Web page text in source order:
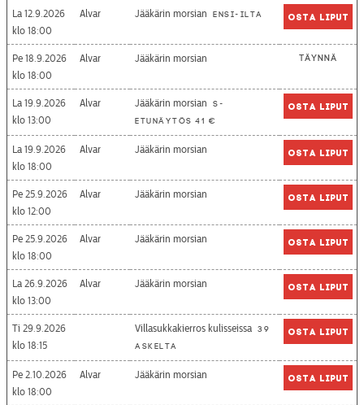
La 12.9.2026
18:00
Alvar Jääkärin morsian Ensi-ilta Osta liput
Pe 18.9.2026
18:00
Alvar Jääkärin morsian Täynnä
La 19.9.2026
13:00
Alvar Jääkärin morsian
S-
etunäytös 41 €
Osta liput
La 19.9.2026
18:00
Alvar Jääkärin morsian Osta liput
Pe 25.9.2026
12:00
Alvar Jääkärin morsian Osta liput
Pe 25.9.2026
18:00
Alvar Jääkärin morsian Osta liput
La 26.9.2026
13:00
Alvar Jääkärin morsian Osta liput
Ti 29.9.2026
18:15
Villasukkakierros kulisseissa 39
askelta
Osta liput
Pe 2.10.2026
18:00
Alvar Jääkärin morsian Osta liput